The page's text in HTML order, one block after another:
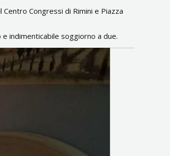
Congressi di Rimini e Piazza
indimenticabile soggiorno a due.